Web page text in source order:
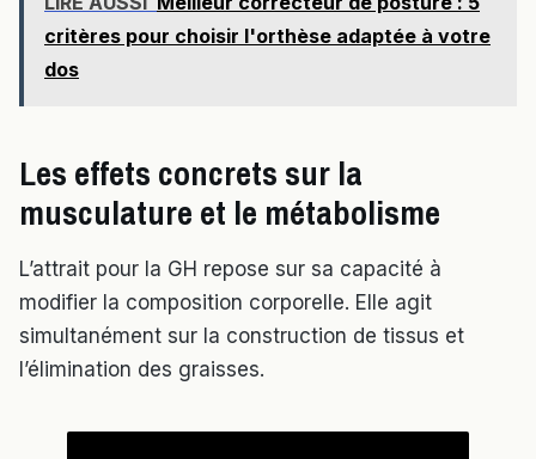
critères pour choisir l'orthèse adaptée à votre
dos
Les effets concrets sur la
musculature et le métabolisme
L’attrait pour la GH repose sur sa capacité à
modifier la composition corporelle. Elle agit
simultanément sur la construction de tissus et
l’élimination des graisses.